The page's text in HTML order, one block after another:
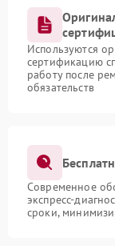
Используются
сертификацию
работу после
обязательств
Современное
экспресс-
сроки,